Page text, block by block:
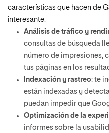
características que hacen de
interesante:
Análisis de tráfico y
consultas de búsqueda
número de impresiones,
tus páginas en los
Indexación y rastreo: te
están indexadas y
puedan impedir que
Optimización de la
informes sobre la